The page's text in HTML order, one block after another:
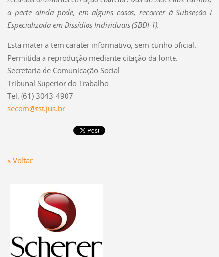
a parte ainda pode, em alguns casos, recorrer à Subseção I
Especializada em Dissídios Individuais (SBDI-1).
Esta matéria tem caráter informativo, sem cunho oficial.
Permitida a reprodução mediante citação da fonte.
Secretaria de Comunicação Social
Tribunal Superior do Trabalho
Tel. (61) 3043-4907
secom@tst.jus.br
« Voltar